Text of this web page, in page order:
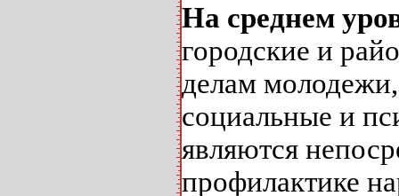
На среднем
городские и
делам
социальные и
являются
профилактике